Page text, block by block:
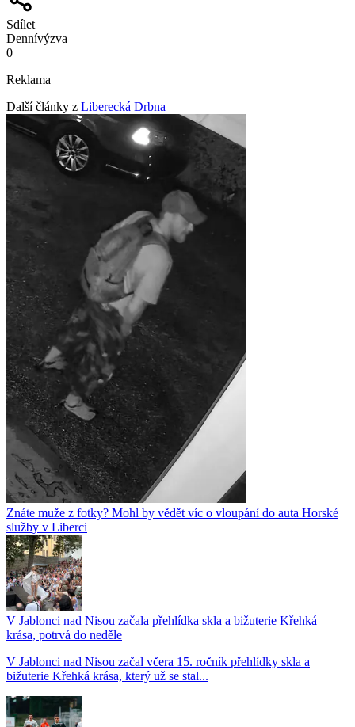
Sdílet
Dennívýzva
0
Reklama
Další články z Liberecká Drbna
Znáte muže z fotky? Mohl by vědět víc o vloupání do auta Horské
služby v Liberci
V Jablonci nad Nisou začala přehlídka skla a bižuterie Křehká
krása, potrvá do neděle
V Jablonci nad Nisou začal včera 15. ročník přehlídky skla a
bižuterie Křehká krása, který už se stal...